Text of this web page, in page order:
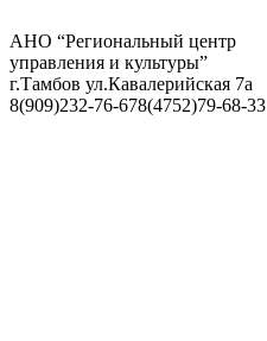
АНО “Региональный центр
управления и культуры”
г.Тамбов ул.Кавалерийская 7а
8(909)232-76-678(4752)79-68-33